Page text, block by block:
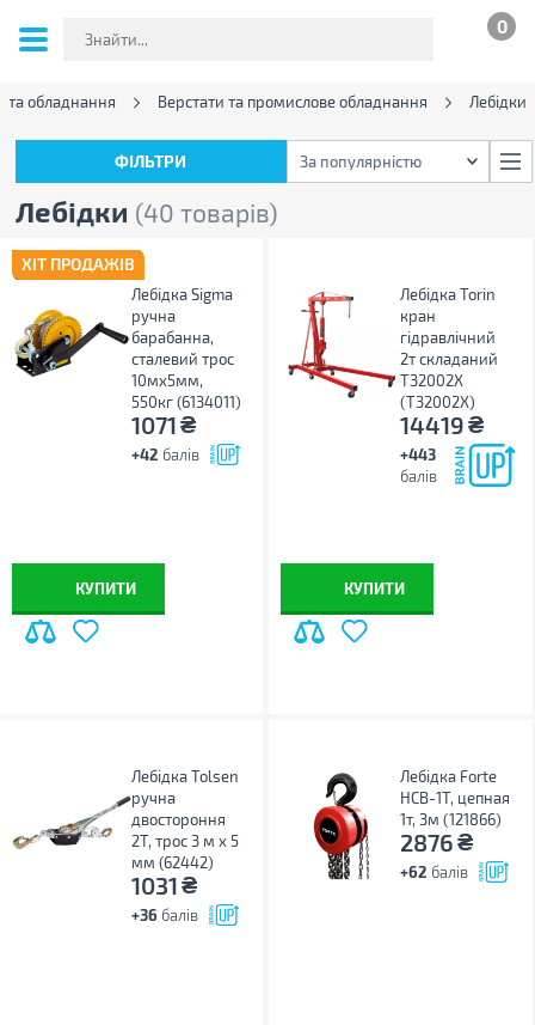
0
та обладнання Верстати та промислове обладнання Лебідки
Лебідки (40 товарів)
ФІЛЬТРИ За популярністю
ХІТ ПРОДАЖІВ
Лебідка Sigma
ручна
барабанна,
сталевий трос
10мx5мм,
550кг (6134011)
1071₴
+42 балів
КУПИТИ
Лебідка Torin
кран
гідравлічний
2т складаний
T32002X
(T32002X)
14419₴
+443
балів
КУПИТИ
Лебідка Tolsen
ручна
двостороння
2Т, трос 3 м х 5
мм (62442)
1031₴
+36 балів
Лебідка Forte
HCB-1T, цепная
1т, 3м (121866)
2876₴
+62 балів
ФІЛЬТРИ За популярністю